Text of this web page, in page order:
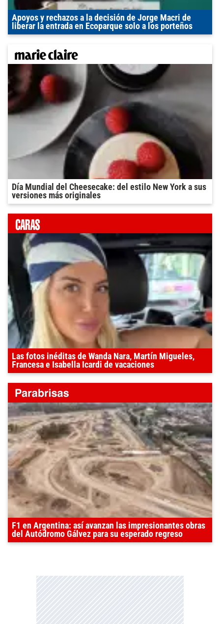
Apoyos y rechazos a la decisión de Jorge Macri de
liberar la entrada en Ecoparque solo a los porteños
Día Mundial del Cheesecake: del estilo New York a sus
versiones más originales
Las fotos inéditas de Wanda Nara, Martín Migueles,
Francesa e Isabella Icardi de vacaciones
F1 en Argentina: así avanzan las impresionantes obras
del Autódromo Gálvez para su esperado regreso